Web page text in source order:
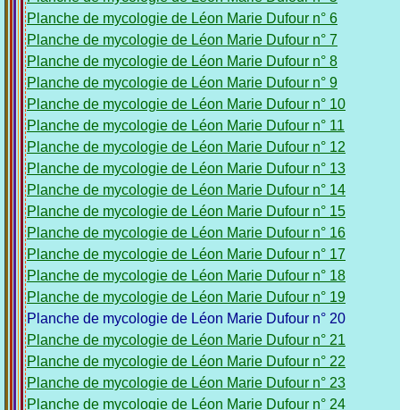
Planche de mycologie de Léon Marie Dufour n° 6
Planche de mycologie de Léon Marie Dufour n° 7
Planche de mycologie de Léon Marie Dufour n° 8
Planche de mycologie de Léon Marie Dufour n° 9
Planche de mycologie de Léon Marie Dufour n° 10
Planche de mycologie de Léon Marie Dufour n° 11
Planche de mycologie de Léon Marie Dufour n° 12
Planche de mycologie de Léon Marie Dufour n° 13
Planche de mycologie de Léon Marie Dufour n° 14
Planche de mycologie de Léon Marie Dufour n° 15
Planche de mycologie de Léon Marie Dufour n° 16
Planche de mycologie de Léon Marie Dufour n° 17
Planche de mycologie de Léon Marie Dufour n° 18
Planche de mycologie de Léon Marie Dufour n° 19
Planche de mycologie de Léon Marie Dufour n° 20
Planche de mycologie de Léon Marie Dufour n° 21
Planche de mycologie de Léon Marie Dufour n° 22
Planche de mycologie de Léon Marie Dufour n° 23
Planche de mycologie de Léon Marie Dufour n° 24